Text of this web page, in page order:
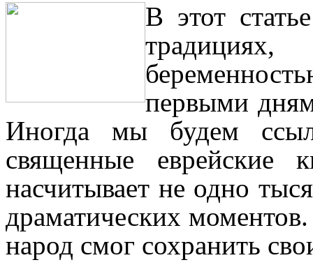
В этот
первыми
Иногда мы будем
священные еврейские
насчитывает не одно
драматических
народ смог сохранить